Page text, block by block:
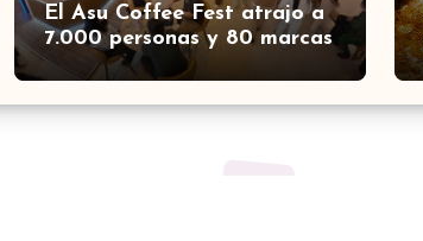
El Asu Coffee Fest atrajo a
7.000 personas y 80 marcas